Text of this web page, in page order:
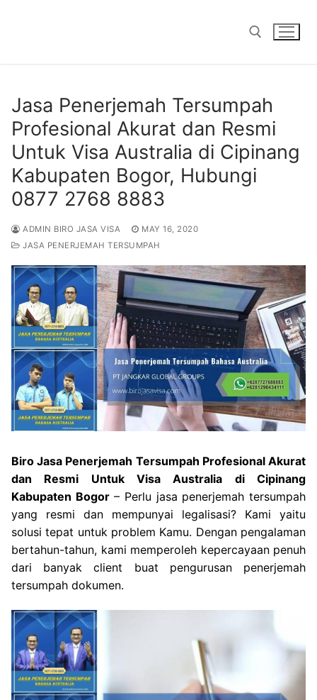
Jasa Penerjemah Tersumpah
Profesional Akurat dan Resmi
Untuk Visa Australia di Cipinang
Kabupaten Bogor, Hubungi
0877 2768 8883
ADMIN BIRO JASA VISA
MAY 16, 2020
JASA PENERJEMAH TERSUMPAH
Biro Jasa Penerjemah Tersumpah Profesional Akurat
dan Resmi Untuk Visa Australia di Cipinang
Kabupaten Bogor– Perlu jasa penerjemah tersumpah
yang resmi dan mempunyai legalisasi? Kami yaitu
solusi tepat untuk problem Kamu. Dengan pengalaman
bertahun-tahun, kami memperoleh kepercayaan penuh
dari banyak client buat pengurusan penerjemah
tersumpah dokumen.